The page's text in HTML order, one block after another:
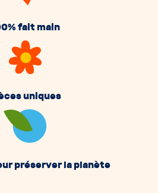
fait main
uniques
préserver la planète